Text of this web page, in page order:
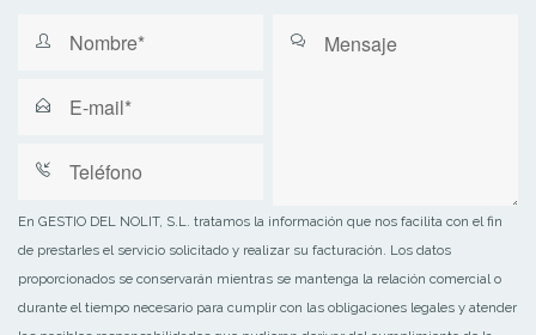
En GESTIO DEL NOLIT, S.L. tratamos la información que nos facilita con el fin
de prestarles el servicio solicitado y realizar su facturación. Los datos
proporcionados se conservarán mientras se mantenga la relación comercial o
durante el tiempo necesario para cumplir con las obligaciones legales y atender